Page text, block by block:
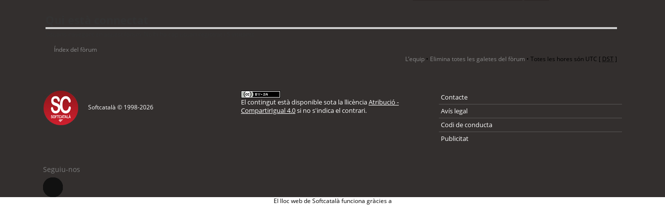
Índex del fòrum
L’equip • Elimina totes les galetes del fòrum • Totes les hores són UTC [ DST]
Softcatalà © 1998-2026
El contingut està disponible sota la llicènciaAtribució -
CompartirIgual 4.0si no s'indica el contrari.
Contacte
Avís legal
Codi de conducta
Publicitat
Seguiu-nos
El lloc web de Softcatalà funciona gràcies a